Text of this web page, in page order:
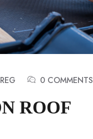
0 COMMENTS
ROOF